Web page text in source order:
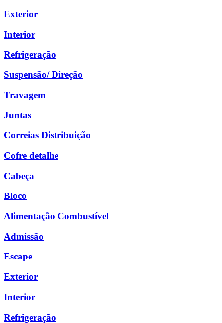
Exterior
Interior
Refrigeração
Suspensão/ Direção
Travagem
Juntas
Correias Distribuição
Cofre detalhe
Cabeça
Bloco
Alimentação Combustível
Admissão
Escape
Exterior
Interior
Refrigeração